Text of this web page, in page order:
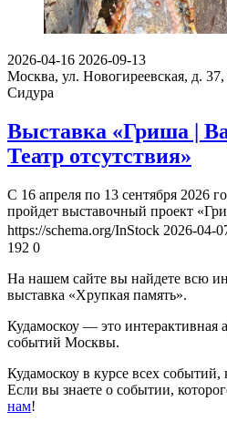
2026-04-16 2026-09-13
Москва, ул. Новогиреевская, д. 37,
Сидура
Выставка «Гриша |
Театр отсутствия»
С 16 апреля по 13 сентября 2026
пройдет выставочный проект
https://schema.org/InStock 2026-04-
192 0
На нашем сайте вы найдете всю
выставка «Хрупкая память».
Кудамоскоу — это
событий Москвы.
Кудамоскоу в курсе всех
Если вы знаете о событии,
нам!